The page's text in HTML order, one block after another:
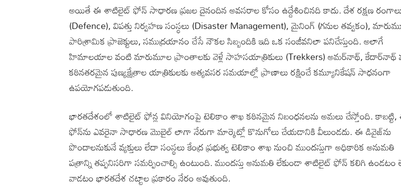
అయితే ఈ శాటిలైట్ ఫోన్ సాధారణ ప్రజల దైనందిన అవసరాల కోసం ఉద్దేశించినది కాదు. దేశ రక్షణ
(Defence), విపత్తు నిర్వహణ సంస్థలు (Disaster Management), మైనింగ్ (గనుల తవ్వకం),
పారిశ్రామిక ప్రాజెక్టులు, సముద్రయానం చేసే నౌకల సిబ్బందికి ఇది ఒక సంజీవనిలా పనిచేస్తుంది. అలాగే
హిమాలయాల వంటి మారుమూల ప్రాంతాలకు వెళ్లే సాహసయాత్రికులు (Trekkers) అమర్‌నాథ్, కేదార్‌నాథ్
కఠినతరమైన పుణ్యక్షేత్రాల యాత్రికులకు అత్యవసర సమయాల్లో ప్రాణాలు రక్షించే కమ్యూనికేషన్ సాధనంగా
ఉపయోగపడుతుంది.
భారతదేశంలో శాటిలైట్ ఫోన్ల వినియోగంపై టెలికాం శాఖ కఠినమైన నిబంధనలను అమలు చేస్తోంది.
ఫోన్‌ను ఎవరైనా సాధారణ మొబైల్ లాగా నేరుగా మార్కెట్లో కొనుగోలు చేయడానికి వీలుండదు. ఈ డివైజ్‌ను
పొందాలనుకునే వ్యక్తులు లేదా సంస్థలు కేంద్ర ప్రభుత్వ టెలికాం శాఖ నుంచి ముందస్తుగా అధికారిక అనుమతి
పత్రాన్ని తప్పనిసరిగా సమర్పించాల్సి ఉంటుంది. ముందస్తు అనుమతి లేకుండా శాటిలైట్ ఫోన్ కలిగి
వాడటం భారతదేశ చట్టాల ప్రకారం నేరం అవుతుంది.